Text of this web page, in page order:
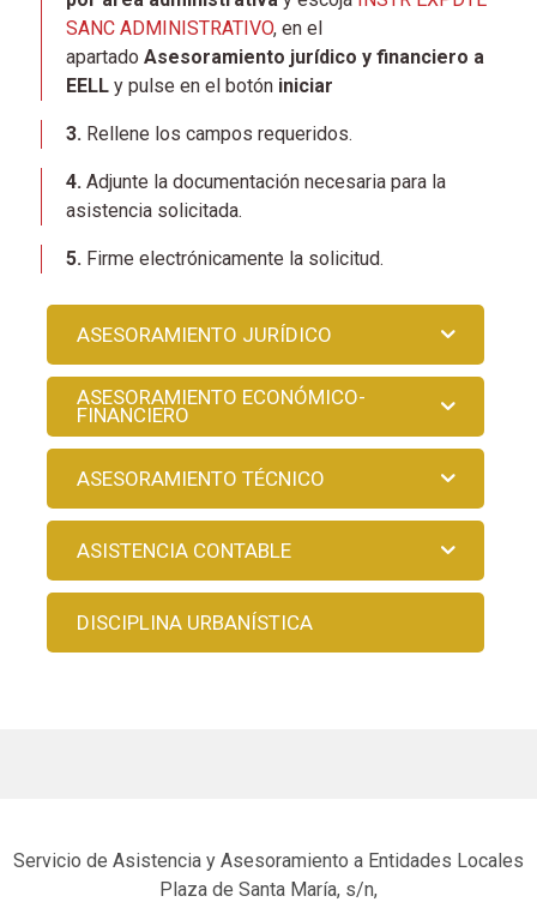
SANC ADMINISTRATIVO, en el
apartado Asesoramiento jurídico y financiero a
EELLy pulse en el botón iniciar
3.Rellene los campos requeridos.
4. Adjunte la documentación necesaria para la
asistencia solicitada.
5.Firme electrónicamente la solicitud.
ASESORAMIENTO JURÍDICO
ASESORAMIENTO ECONÓMICO-
FINANCIERO
ASESORAMIENTO TÉCNICO
ASISTENCIA CONTABLE
DISCIPLINA URBANÍSTICA
Servicio de Asistencia y Asesoramiento a Entidades Locales
Plaza de Santa María, s/n,